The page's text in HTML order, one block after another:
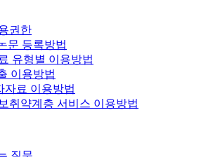
권한
문 등록방법
유형별 이용방법
이용방법
자료 이용방법
취약계층 서비스 이용방법